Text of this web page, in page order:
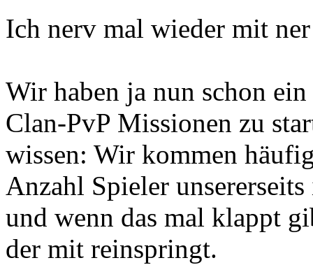
Ich nerv mal wieder mit
Wir haben ja nun schon
Clan-PvP Missionen zu
wissen: Wir kommen
Anzahl Spieler
und wenn das mal klappt
der mit reinspringt.